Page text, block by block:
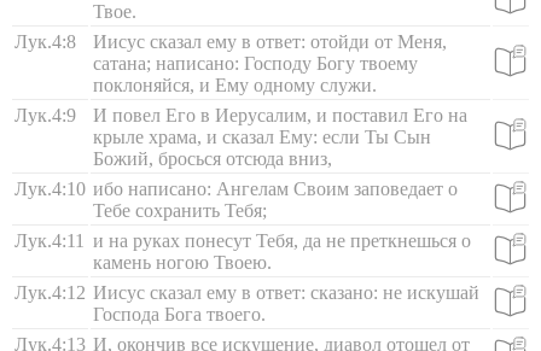
Твое.
Лук.4:8
Иисус сказал ему в ответ: отойди от Меня,
сатана; написано: Господу Богу твоему
поклоняйся, и Ему одному служи.
Лук.4:9
И повел Его в Иерусалим, и поставил Его на
крыле храма, и сказал Ему: если Ты Сын
Божий, бросься отсюда вниз,
Лук.4:10 ибо написано: Ангелам Своим заповедает о
Тебе сохранить Тебя;
Лук.4:11 и на руках понесут Тебя, да не преткнешься о
камень ногою Твоею.
Лук.4:12 Иисус сказал ему в ответ: сказано: не искушай
Господа Бога твоего.
Лук.4:13 И, окончив все искушение, диавол отошел от